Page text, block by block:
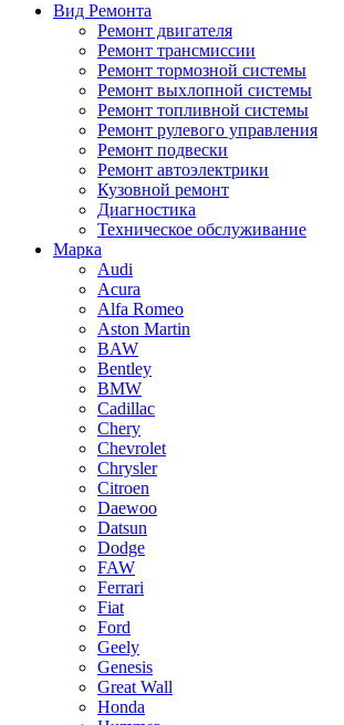
Вид Ремонта
Ремонт двигателя
Ремонт трансмиссии
Ремонт тормозной системы
Ремонт выхлопной системы
Ремонт топливной системы
Ремонт рулевого управления
Ремонт подвески
Ремонт автоэлектрики
Кузовной ремонт
Диагностика
Техническое обслуживание
Марка
Audi
Acura
Alfa Romeo
Aston Martin
BAW
Bentley
BMW
Cadillac
Chery
Chevrolet
Chrysler
Citroen
Daewoo
Datsun
Dodge
FAW
Ferrari
Fiat
Ford
Geely
Genesis
Great Wall
Honda